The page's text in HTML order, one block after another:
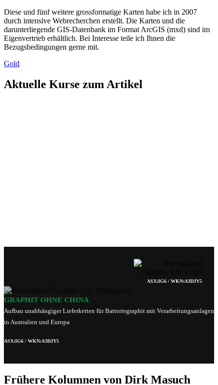
Diese und fünf weitere grossformatige Karten habe ich in 2007
durch intensive Webrecherchen erstellt. Die Karten und die
darunterliegende GIS-Datenbank im Format ArcGIS (mxd) sind im
Eigenvertrieb erhältlich. Bei Interesse teile ich Ihnen die
Bezugsbedingungen gerne mit.
Gold
Aktuelle Kurse zum Artikel
ASX:IG6 / WKN:A3DJY5
GRAPHIT OHNE CHINA
Aufbau unabhängiger Lieferketten für Batteriegraphit mit Verarbeitungsanlagen
in Australien und Europa
ASX:IG6 / WKN:A3DJY5
Frühere Kolumnen von Dirk Masuch